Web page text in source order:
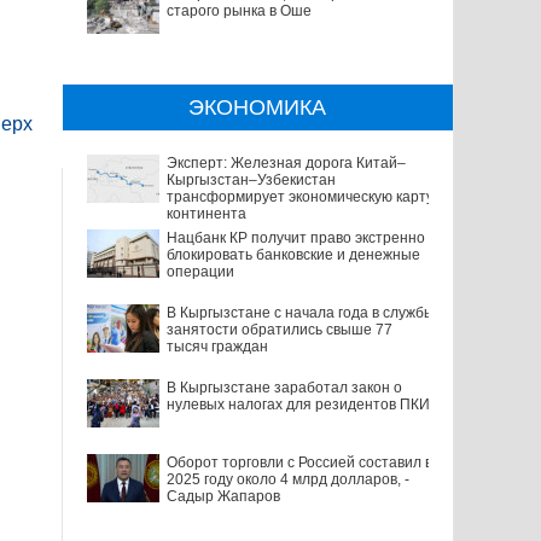
старого рынка в Оше
ЭКОНОМИКА
Эксперт: Железная дорога Китай–
Кыргызстан–Узбекистан
трансформирует экономическую карту
континента
Нацбанк КР получит право экстренно
блокировать банковские и денежные
операции
В Кыргызстане с начала года в службы
занятости обратились свыше 77
тысяч граждан
В Кыргызстане заработал закон о
нулевых налогах для резидентов ПКИ
Оборот торговли с Россией составил в
2025 году около 4 млрд долларов, -
Садыр Жапаров